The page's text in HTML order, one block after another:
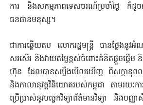
ការ និងសកម្មភាពទេសចរណ៍ប្រចាំថ្ងៃ ក៏ដូ
ធនធានមនុស្ស។
ជាការឆ្លើយតប លោករដ្ឋមន្រ្តី បានថ្លែង
សរសើរ និងវាយតម្លៃខ្ពស់ចំពោះគំនិតផ្តួចផ្តើ
ហ៊ុន ដែលបានសម្លឹងមើលឃើញ ពីសក្តានុព
និងកាលានុវត្តវិនិយោគរបស់កម្ពុជា តាមរយៈ
ប្រើប្រាស់នូវបច្ចេកវិទ្យាព័ត៌មានវិទ្យា និងប